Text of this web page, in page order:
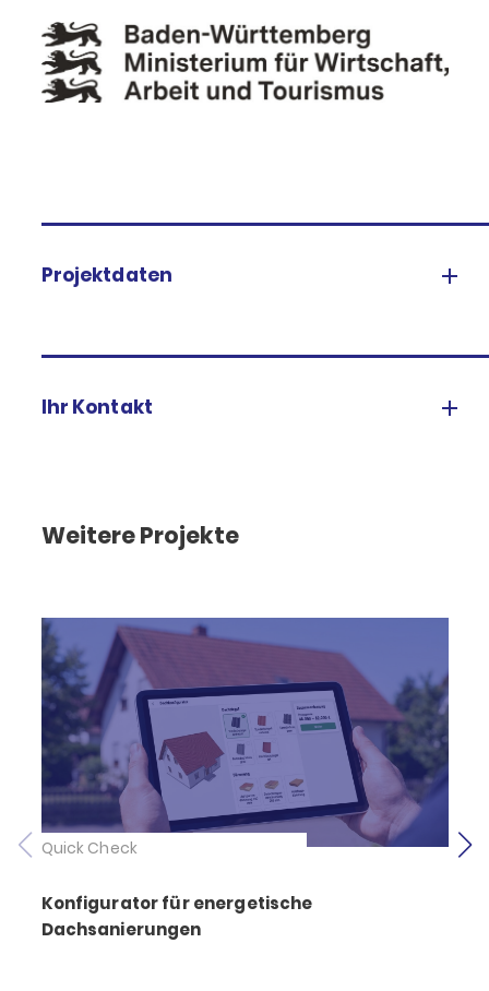
Projektdaten
Ihr Kontakt
Weitere Projekte
Quick Check
Konfigurator für energetische
Dachsanierungen